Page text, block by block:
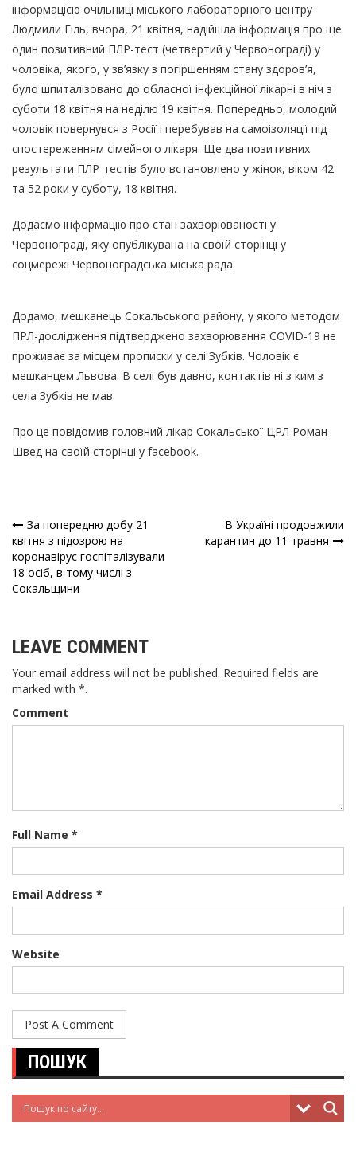
інформацією очільниці міського лабораторного центру
Людмили Гіль, вчора, 21 квітня, надійшла інформація про ще
один позитивний ПЛР-тест (четвертий у Червонограді) у
чоловіка, якого, у зв’язку з погіршенням стану здоров’я,
було шпиталізовано до обласної інфекційної лікарні в ніч з
суботи 18 квітня на неділю 19 квітня. Попередньо, молодий
чоловік повернувся з Росії і перебував на самоізоляції під
спостереженням сімейного лікаря. Ще два позитивних
результати ПЛР-тестів було встановлено у жінок, віком 42
та 52 роки у суботу, 18 квітня.
Додаємо інформацію про стан захворюваності у
Червонограді, яку опублікувана на своїй сторінці у
соцмережі Червоноградська міська рада.
Додамо, мешканець Сокальського району, у якого методом
ПРЛ-дослідження підтверджено захворювання COVID-19 не
проживає за місцем прописки у селі Зубків. Чоловік є
мешканцем Львова. В селі був давно, контактів ні з ким з
села Зубків не мав.
Про це повідомив головний лікар Сокальської ЦРЛ Роман
Швед на своїй сторінці у facebook.
Навігація
записів
За попередню добу 21
квітня з підозрою на
коронавірус госпіталізували
18 осіб, в тому числі з
Сокальщини
В Україні продовжили
карантин до 11 травня
LEAVE COMMENT
Your email address will not be published. Required fields are
marked with *.
Comment
Full Name *
Email Address *
Website
ПОШУК